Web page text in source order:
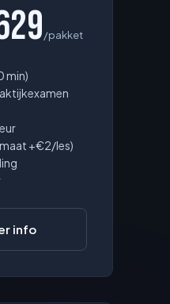
/pakket
min)
+€2/les)
info